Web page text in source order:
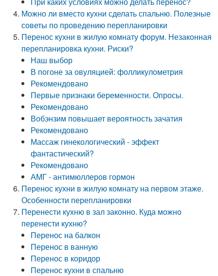
Можно ли вместо кухни сделать спальню. Полезные
советы по проведению перепланировки
Перенос кухни в жилую комнату форум. Незаконная
перепланировка кухни. Риски?
Наш выбор
В погоне за овуляцией: фолликулометрия
Рекомендовано
Первые признаки беременности. Опросы.
Рекомендовано
Вобэнзим повышает вероятность зачатия
Рекомендовано
Массаж гинекологический - эффект
фантастический?
Рекомендовано
АМГ - антимюллеров гормон
Перенос кухни в жилую комнату на первом этаже.
Особенности перепланировки
Перенести кухню в зал законно. Куда можно
перенести кухню?
Перенос на балкон
Перенос в ванную
Перенос в коридор
Перенос кухни в спальню